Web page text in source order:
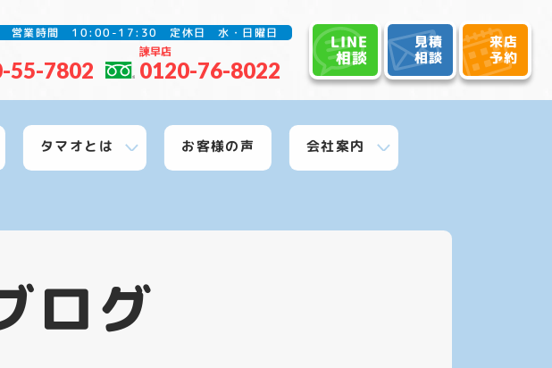
営業時間 10:00-17:30 定休日 水・日曜日
55-7802
諫早店
0120-76-8022
LINE
相談
見積
相談
来店
予約
タマオとは お客様の声 会社案内
ログ